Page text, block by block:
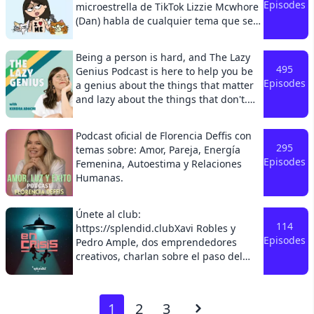
http://instagram.com/thefrenchinstinct/
Check my website for more info about
with me http://thefrenchinstinct.com/ I
hold a Master‘s Degree in second
language acquisition, with emphasis
on French teaching, and another one
in Spanish.
microestrella de TikTok Lizzie Mcwhore
(Dan) habla de cualquier tema que se
También contesta preguntas! Su novio
dice que es un buen podcast.
Episodes
Being a person is hard, and The Lazy
Genius Podcast is here to help you be
a genius about the things that matter
and lazy about the things that don't.
welcome you into an easier way.
495
Episodes
Podcast oficial de Florencia Deffis con
temas sobre: Amor, Pareja, Energía
Femenina, Autoestima y Relaciones
Humanas.
295
Episodes
Únete al club:
https://splendid.clubXavi Robles y
Pedro Ample, dos emprendedores
creativos, charlan sobre el paso del
reflexionamos sobre los temas que se
114
Episodes
1 2 3 Next